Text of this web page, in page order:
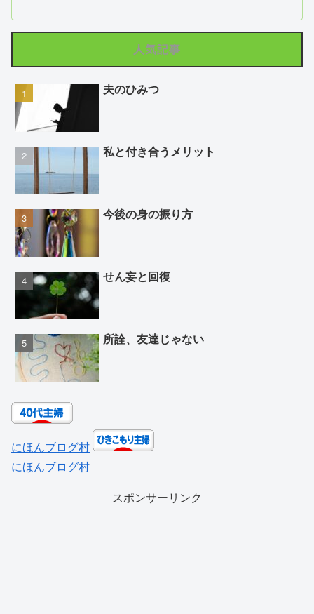
人気記事
夫のひみつ
私と付き合うメリット
今後の身の振り方
せん妄と回復
所詮、友達じゃない
にほんブログ村
にほんブログ村
スポンサーリンク